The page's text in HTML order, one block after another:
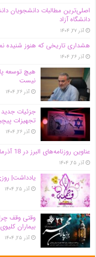
اصلی‌ترین مطالبات دانشجویان
دانشگاه آز‌اد
آذر ۲۷, ۱۴۰۴
هشداری تاریخی که هنوز شنیده
آذر ۲۶, ۱۴۰۴
هیچ توسعه
نیست
آذر ۲۶, ۱۴۰۴
جزئیات
تجهیزات
آذر ۲۶, ۱۴۰۴
عناوین روزنامه‌های البرز در ‌18 آذرماه/صدرنشینی در ارائه خدمات زایمان بی‌درد
آذر ۲۵, ۱۴۰۴
یادداشت|
آذر ۲۵, ۱۴۰۴
وقتی وقف
بیماران
آذر ۲۵, ۱۴۰۴